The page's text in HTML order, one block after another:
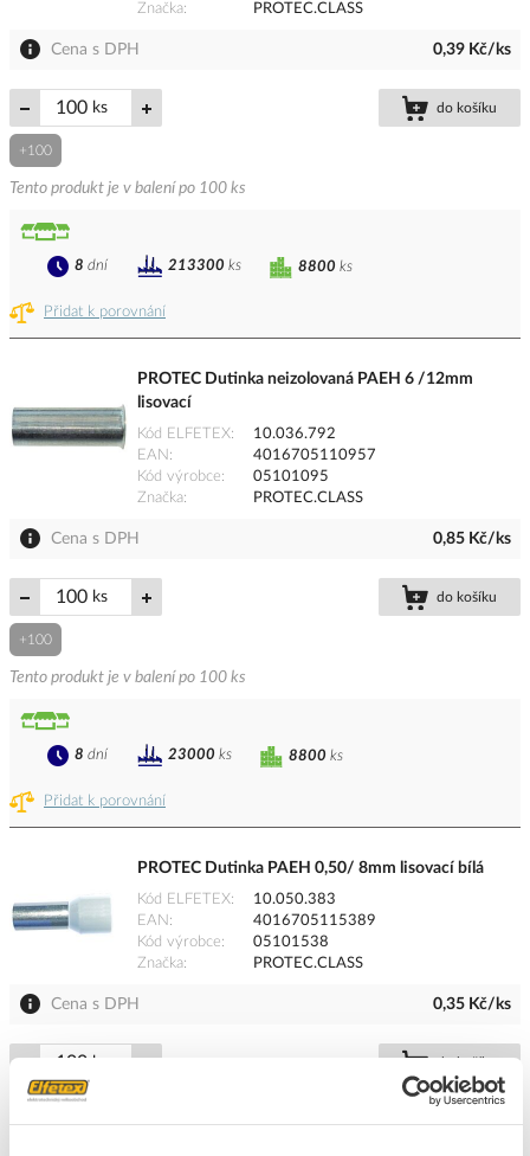
Značka
PROTEC.CLASS
Cena s DPH 0,39 Kč/ks
ks do košíku
+100
Tento produkt je v balení po 100 ks
Přidat k porovnání
8800 ks
8 dní 213300 ks
PROTEC Dutinka neizolovaná PAEH 6 /12mm
lisovací
Kód ELFETEX
10.036.792
EAN
4016705110957
Kód výrobce
05101095
Značka
PROTEC.CLASS
Cena s DPH 0,85 Kč/ks
ks do košíku
+100
Tento produkt je v balení po 100 ks
Přidat k porovnání
8800 ks
8 dní 23000 ks
PROTEC Dutinka PAEH 0,50/ 8mm lisovací bílá
Kód ELFETEX
10.050.383
EAN
4016705115389
Kód výrobce
05101538
Značka
PROTEC.CLASS
Cena s DPH 0,35 Kč/ks
ks
+100